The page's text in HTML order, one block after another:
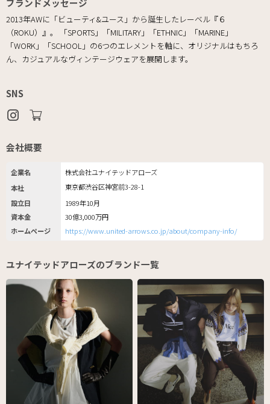
ブランドメッセージ
2013年AWに「ビューティ&ユース」から誕生したレーベル『６
（ROKU）』。 「SPORTS」「MILITARY」「ETHNIC」「MARINE」
「WORK」「SCHOOL」の6つのエレメントを軸に、オリジナルはもちろ
ん、カジュアルなヴィンテージウェアを展開します。
SNS
会社概要
企業名
株式会社ユナイテッドアローズ
本社
東京都渋谷区神宮前3-28-1
設立日
1989年10月
資本金
30億3,000万円
ホームページ
https://www.united-arrows.co.jp/about/company-info/
ユナイテッドアローズのブランド一覧